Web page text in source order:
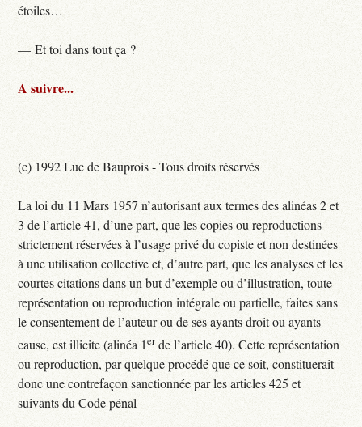
étoiles…
— Et toi dans tout ça ?
A suivre...
(c) 1992 Luc de Bauprois - Tous droits réservés
La loi du 11 Mars 1957 n’autorisant aux termes des alinéas 2 et
3 de l’article 41, d’une part, que les copies ou reproductions
strictement réservées à l’usage privé du copiste et non destinées
à une utilisation collective et, d’autre part, que les analyses et les
courtes citations dans un but d’exemple ou d’illustration, toute
représentation ou reproduction intégrale ou partielle, faites sans
le consentement de l’auteur ou de ses ayants droit ou ayants
cause, est illicite (alinéa 1erde l’article 40). Cette représentation
ou reproduction, par quelque procédé que ce soit, constituerait
donc une contrefaçon sanctionnée par les articles 425 et
suivants du Code pénal